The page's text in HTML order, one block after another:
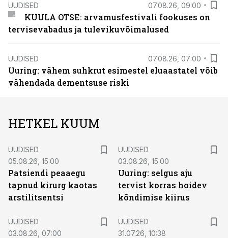
UUDISED 07.08.26, 09:00
KUULA OTSE: arvamusfestivali fookuses on
tervisevabadus ja tulevikuvõimalused
UUDISED 07.08.26, 07:00
Uuring: vähem suhkrut esimestel eluaastatel võib
vähendada dementsuse riski
HETKEL KUUM
UUDISED
05.08.26, 15:00
Patsiendi peaaegu
tapnud kirurg kaotas
arstilitsentsi
UUDISED
03.08.26, 15:00
Uuring: selgus aju
tervist korras hoidev
kõndimise kiirus
UUDISED
03.08.26, 07:00
UUDISED
31.07.26, 10:38